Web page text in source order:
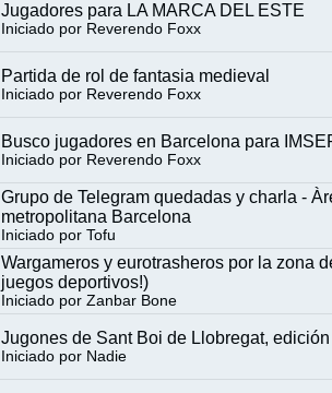
Jugadores para LA MARCA DEL ESTE
Iniciado por Reverendo Foxx
Partida de rol de fantasia medieval
Iniciado por Reverendo Foxx
Busco jugadores en Barcelona para
Iniciado por Reverendo Foxx
Grupo de Telegram quedadas y charla -
metropolitana Barcelona
Iniciado por Tofu
Wargameros y eurotrasheros por la zona
juegos deportivos!)
Iniciado por Zanbar Bone
Jugones de Sant Boi de Llobregat,
Iniciado por Nadie